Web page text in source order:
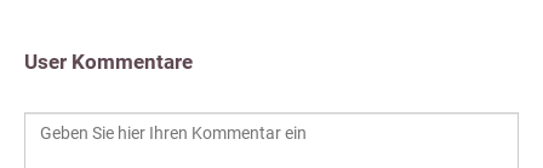
User Kommentare